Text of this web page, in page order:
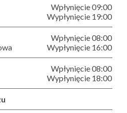
Wpłynięcie 09:00
Wypłynięcie 19:00
Wpłynięcie 08:00
Wypłynięcie 16:00
Wpłynięcie 08:00
Wypłynięcie 18:00